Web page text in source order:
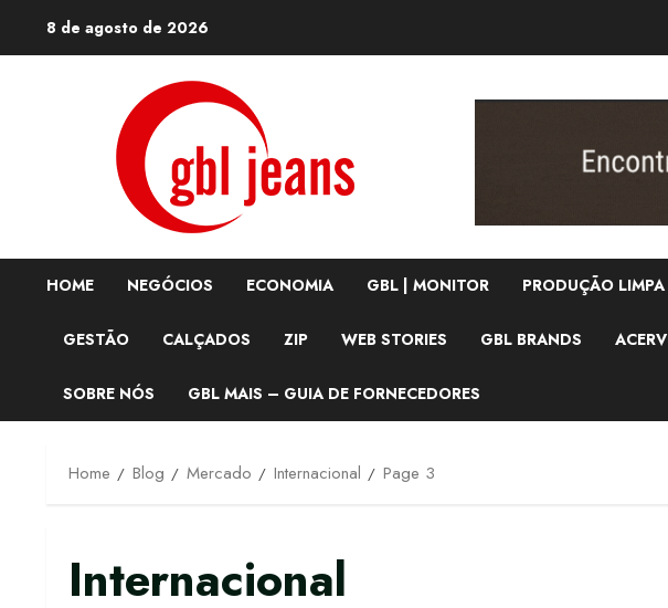
8 de agosto de 2026
HOME NEGÓCIOS ECONOMIA GBL | MONITOR PRODUÇÃO LIMPA
GESTÃO CALÇADOS ZIP WEB STORIES GBL BRANDS
SOBRE NÓS GBL MAIS – GUIA DE FORNECEDORES
Home Blog Mercado Internacional Page 3
Internacional